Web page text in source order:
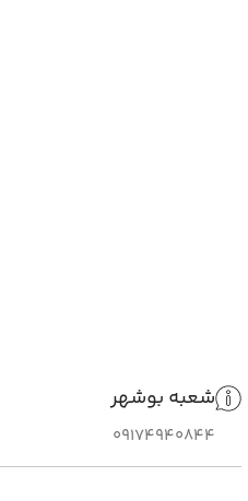
شعبه بوشهر
09174940844